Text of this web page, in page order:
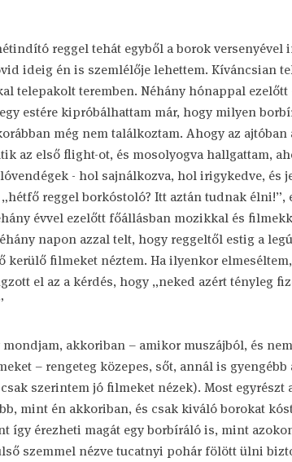
reggel tehát egyből a borok versenyével
ideig én is szemlélője lehettem. Kíváncsian
telepakolt teremben. Néhány hónappal
estére kipróbálhattam már, hogy milyen
még nem találkoztam. Ahogy az
az első flight-ot, és mosolyogva hallgattam,
- hol sajnálkozva, hol irigykedve, és
reggel borkóstoló? Itt aztán tudnak élni!”,
évvel ezelőtt főállásban mozikkal és
napon azzal telt, hogy reggeltől estig a
kerülő filmeket néztem. Ha ilyenkor
el az a kérdés, hogy „neked azért tényleg
akkoriban – amikor muszájból, és
– rengeteg közepes, sőt, annál is
szerintem jó filmeket nézek). Most egyrészt
mint én akkoriban, és csak kiváló borokat
így érezheti magát egy borbíráló is, mint
szemmel nézve tucatnyi pohár fölött ülni